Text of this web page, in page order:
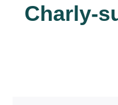
Charly-